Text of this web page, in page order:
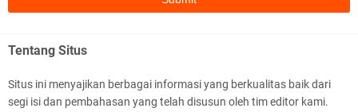
Tentang Situs
Situs ini menyajikan berbagai informasi yang berkualitas baik dari
segi isi dan pembahasan yang telah disusun oleh tim editor kami.